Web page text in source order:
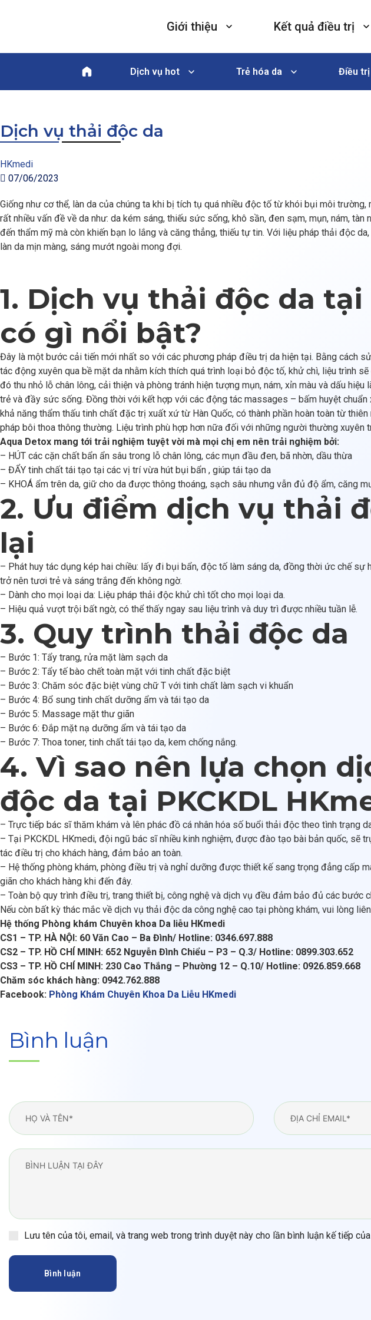
Giới thiệu Kết quả điều trị
Dịch vụ hot Trẻ hóa da Điều trị
Dịch vụ thải độc da
HKmedi
07/06/2023
Giống như cơ thể, làn da của chúng ta khi bị tích tụ quá nhiều độc tố từ khói bụi môi
rất nhiều vấn đề về da như: da kém sáng, thiếu sức sống, khô sần, đen sạm, mụn, nám, tàn
đến thẩm mỹ mà còn khiến bạn lo lắng và căng thẳng, thiếu tự tin. Với liệu pháp thải độc
làn da mịn màng, sáng mướt ngoài mong đợi.
1. Dịch vụ thải độc da
có gì nổi bật?
Đây là một bước cải tiến mới nhất so với các phương pháp điều trị da hiện tại. Bằng cách
tác động xuyên qua bề mặt da nhằm kích thích quá trình loại bỏ độc tố, khử chì, liệu trình
đó thu nhỏ lỗ chân lông, cải thiện và phòng tránh hiện tượng mụn, nám, xỉn màu và dấu
trẻ và đầy sức sống. Đồng thời với kết hợp với các động tác massages – bấm huyệt chuẩn
khả năng thẩm thấu tinh chất đặc trị xuất xứ từ Hàn Quốc, có thành phần hoàn toàn từ
pháp bôi thoa thông thường. Liệu trình phù hợp hơn nữa đối với những người thường xuyên
Aqua Detox mang tới trải nghiệm tuyệt vời mà mọi chị em nên trải nghiệm bởi:
– HÚT các cặn chất bẩn ẩn sâu trong lỗ chân lông, các mụn đầu đen, bã nhờn, dầu thừa
– ĐẨY tinh chất tái tạo tại các vị trí vừa hút bụi bẩn , giúp tái tạo da
– KHOÁ ẩm trên da, giữ cho da được thông thoáng, sạch sâu nhưng vẫn đủ độ ẩm, căng
2. Ưu điểm dịch vụ thải
lại
– Phát huy tác dụng kép hai chiều: lấy đi bụi bẩn, độc tố làm sáng da, đồng thời ức chế sự
trở nên tươi trẻ và sáng trắng đến không ngờ.
– Dành cho mọi loại da: Liệu pháp thải độc khử chì tốt cho mọi loại da.
– Hiệu quả vượt trội bất ngờ, có thể thấy ngay sau liệu trình và duy trì được nhiều tuần lễ.
3. Quy trình thải độc da
– Bước 1: Tẩy trang, rửa mặt làm sạch da
– Bước 2: Tẩy tế bào chết toàn mặt với tinh chất đặc biệt
– Bước 3: Chăm sóc đặc biệt vùng chữ T với tinh chất làm sạch vi khuẩn
– Bước 4: Bổ sung tinh chất dưỡng ẩm và tái tạo da
– Bước 5: Massage mặt thư giãn
– Bước 6: Đắp mặt nạ dưỡng ẩm và tái tạo da
– Bước 7: Thoa toner, tinh chất tái tạo da, kem chống nắng.
4. Vì sao nên lựa chọn
độc da tại PKCKDL
– Trực tiếp bác sĩ thăm khám và lên phác đồ cá nhân hóa số buổi thải độc theo tình trạng
– Tại PKCKDL HKmedi, đội ngũ bác sĩ nhiều kinh nghiệm, được đào tạo bài bản quốc, sẽ
tác điều trị cho khách hàng, đảm bảo an toàn.
– Hệ thống phòng khám, phòng điều trị và nghỉ dưỡng được thiết kế sang trọng đẳng cấp
giãn cho khách hàng khi đến đây.
– Toàn bộ quy trình điều trị, trang thiết bị, công nghệ và dịch vụ đều đảm bảo đủ các bước
Nếu còn bất kỳ thác mắc về dịch vụ thải độc da công nghệ cao tại phòng khám, vui lòng
Hệ thống Phòng khám Chuyên khoa Da liễu HKmedi
CS1 – TP. HÀ NỘI: 60 Văn Cao – Ba Đình/ Hotline: 0346.697.888
CS2 – TP. HỒ CHÍ MINH: 652 Nguyễn Đình Chiểu – P3 – Q.3/ Hotline: 0899.303.652
CS3 – TP. HỒ CHÍ MINH: 230 Cao Thắng – Phường 12 – Q.10/ Hotline: 0926.859.668
Chăm sóc khách hàng: 0942.762.888
Facebook: Phòng Khám Chuyên Khoa Da Liễu HKmedi
Bình luận
Lưu tên của tôi, email, và trang web trong trình duyệt này cho lần bình luận kế tiếp
Bình luận